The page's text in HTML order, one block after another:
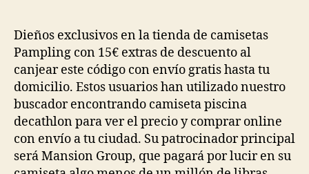
entrada
entrada
Dieños exclusivos en la tienda de camisetas
Pampling con 15€ extras de descuento al
canjear este código con envío gratis hasta tu
domicilio. Estos usuarios han utilizado nuestro
buscador encontrando camiseta piscina
decathlon para ver el precio y comprar online
con envío a tu ciudad. Su patrocinador principal
será Mansion Group, que pagará por lucir en su